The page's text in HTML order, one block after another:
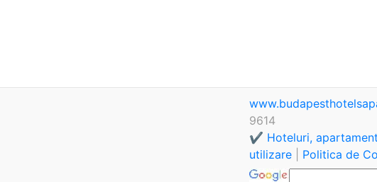
9614
✔️ Hoteluri,
utilizare
Politica de